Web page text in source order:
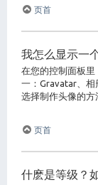
页首
我怎么显示一
在您的控制面板里
一：Gravatar、相
选择制作头像的方
页首
什麽是等级？